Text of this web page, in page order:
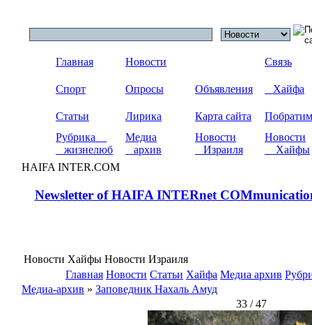
Главная Новости Связь
Спорт Опросы Объявления Хайфа
Статьи Лирика Карта сайта
Рубрика
жизнелюб
Медиа
архив
Новости
Израиля
Новости
Хайфы
HAIFA INTER.COM
Newsletter of HAIFA INTERnet
Новости Хайфы Новости Израиля
Главная Новости Статьи Хайфа Медиа архив
Медиа-архив » Заповедник Нахаль Амуд
33 / 47